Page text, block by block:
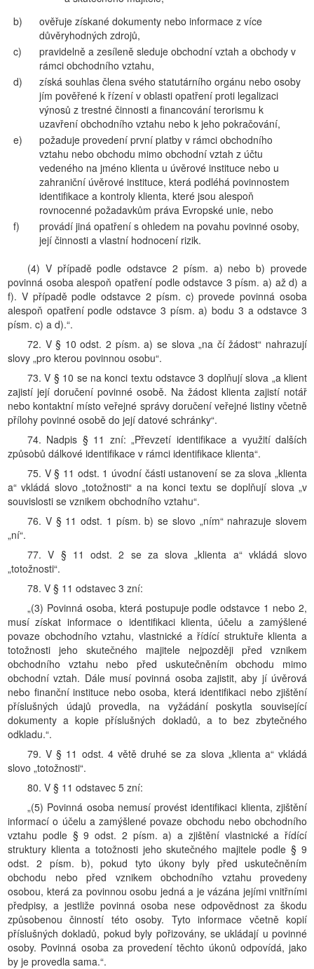
b)
ověřuje získané dokumenty nebo informace z více
důvěryhodných zdrojů,
c)
pravidelně a zesíleně sleduje obchodní vztah a obchody v
rámci obchodního vztahu,
d)
získá souhlas člena svého statutárního orgánu nebo osoby
jím pověřené k řízení v oblasti opatření proti legalizaci
výnosů z trestné činnosti a financování terorismu k
uzavření obchodního vztahu nebo k jeho pokračování,
e)
požaduje provedení první platby v rámci obchodního
vztahu nebo obchodu mimo obchodní vztah z účtu
vedeného na jméno klienta u úvěrové instituce nebo u
zahraniční úvěrové instituce, která podléhá povinnostem
identifikace a kontroly klienta, které jsou alespoň
rovnocenné požadavkům práva Evropské unie, nebo
f)
provádí jiná opatření s ohledem na povahu povinné osoby,
její činnosti a vlastní hodnocení rizik.
(4) V případě podle odstavce 2 písm. a) nebo b) provede
povinná osoba alespoň opatření podle odstavce 3 písm. a) až d) a
f). V případě podle odstavce 2 písm. c) provede povinná osoba
alespoň opatření podle odstavce 3 písm. a) bodu 3 a odstavce 3
písm. c) a d).“.
72. V § 10 odst. 2 písm. a) se slova „na čí žádost“ nahrazují
slovy „pro kterou povinnou osobu“.
73. V § 10 se na konci textu odstavce 3 doplňují slova „a klient
zajistí její doručení povinné osobě. Na žádost klienta zajistí notář
nebo kontaktní místo veřejné správy doručení veřejné listiny včetně
přílohy povinné osobě do její datové schránky“.
74. Nadpis § 11 zní: „Převzetí identifikace a využití dalších
způsobů dálkové identifikace v rámci identifikace klienta“.
75. V § 11 odst. 1 úvodní části ustanovení se za slova „klienta
a“ vkládá slovo „totožnosti“ a na konci textu se doplňují slova „v
souvislosti se vznikem obchodního vztahu“.
76. V § 11 odst. 1 písm. b) se slovo „ním“ nahrazuje slovem
„ní“.
77. V § 11 odst. 2 se za slova „klienta a“ vkládá slovo
„totožnosti“.
78. V § 11 odstavec 3 zní:
„(3) Povinná osoba, která postupuje podle odstavce 1 nebo 2,
musí získat informace o identifikaci klienta, účelu a zamýšlené
povaze obchodního vztahu, vlastnické a řídící struktuře klienta a
totožnosti jeho skutečného majitele nejpozději před vznikem
obchodního vztahu nebo před uskutečněním obchodu mimo
obchodní vztah. Dále musí povinná osoba zajistit, aby jí úvěrová
nebo finanční instituce nebo osoba, která identifikaci nebo zjištění
příslušných údajů provedla, na vyžádání poskytla související
dokumenty a kopie příslušných dokladů, a to bez zbytečného
odkladu.“.
79. V § 11 odst. 4 větě druhé se za slova „klienta a“ vkládá
slovo „totožnosti“.
80. V § 11 odstavec 5 zní:
„(5) Povinná osoba nemusí provést identifikaci klienta, zjištění
informací o účelu a zamýšlené povaze obchodu nebo obchodního
vztahu podle § 9 odst. 2 písm. a) a zjištění vlastnické a řídící
struktury klienta a totožnosti jeho skutečného majitele podle § 9
odst. 2 písm. b), pokud tyto úkony byly před uskutečněním
obchodu nebo před vznikem obchodního vztahu provedeny
osobou, která za povinnou osobu jedná a je vázána jejími vnitřními
předpisy, a jestliže povinná osoba nese odpovědnost za škodu
způsobenou činností této osoby. Tyto informace včetně kopií
příslušných dokladů, pokud byly pořizovány, se ukládají u povinné
osoby. Povinná osoba za provedení těchto úkonů odpovídá, jako
by je provedla sama.“.